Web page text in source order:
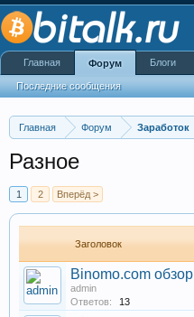
Главная Форум Заработок
Разное
1 2 Вперёд >
Заголовок
Binomo.com
admin
Ответов:
13
Главная Форум
Последние сообщения
Блоги